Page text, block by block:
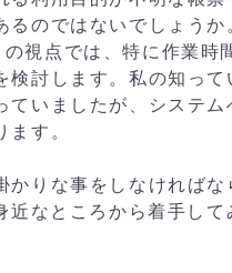
のではないでしょうか
視点では、特に作業時
検討します。私の知っ
ていましたが、システ
す。
かりな事をしなければ
なところから着手して